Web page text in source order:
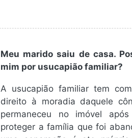
Meu marido saiu de casa.
mim por usucapião familiar?
A usucapião familiar tem
direito à moradia daquele
permaneceu no imóvel
proteger a família que foi